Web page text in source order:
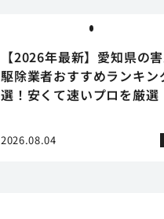
【2026年最新】愛知県の
駆除業者おすすめランキン
選！安くて速いプロを厳選
2026.08.04